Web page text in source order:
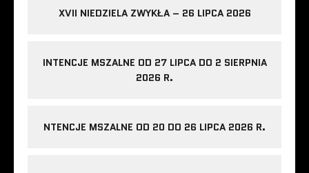
XVII NIEDZIELA ZWYKŁA – 26 LIPCA 2026
INTENCJE MSZALNE OD 27 LIPCA DO 2 SIERPNIA
2026 R.
NTENCJE MSZALNE OD 20 DO 26 LIPCA 2026 R.